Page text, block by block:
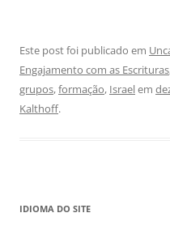
Este post foi publicado em
Engajamento com as Escrituras
grupos,formação, Israelem
Kalthoff.
IDIOMA DO SITE